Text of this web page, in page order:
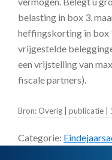
belasting in box 3,
heffingskorting in box
vrijgestelde
een vrijstelling van
fiscale partners).
Bron: Overig | publicatie
Categorie: